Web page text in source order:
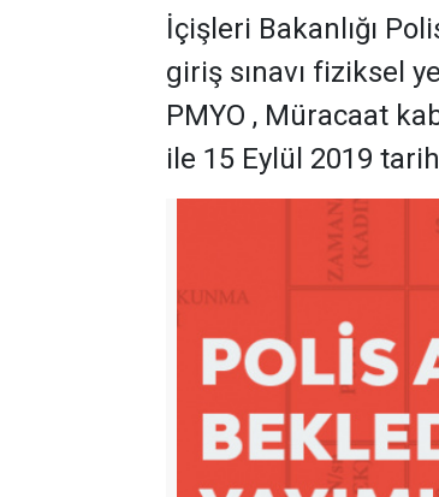
İçişleri Bakanlığı
giriş sınavı fiziksel
PMYO , Müracaat
ile 15 Eylül 2019